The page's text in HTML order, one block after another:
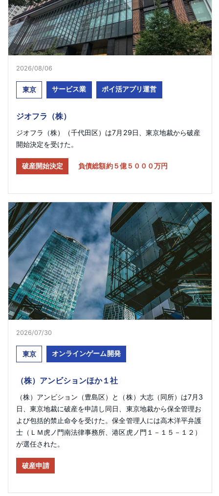
2026/08/06
東京 サービス業 ポイ活アプリ運営
ジオフラ（株）
ジオフラ（株）（千代田区）は7月29日、東京地裁から破産
開始決定を受けた。
破産開始決定 負債総額約５億５０００万円
2026/07/30
東京 オンラインゲーム開発
（株）アンビションほか１社
（株）アンビション（豊島区）と（株）大志（同所）は7月3
日、東京地裁に破産を申請し同日、東京地裁から保全管理お
よび包括的禁止命令を受けた。保全管理人には高木洋平弁護
士（ＬＭ虎ノ門南法律事務所、港区虎ノ門１－１５－１２）
が選任された。
破産申請